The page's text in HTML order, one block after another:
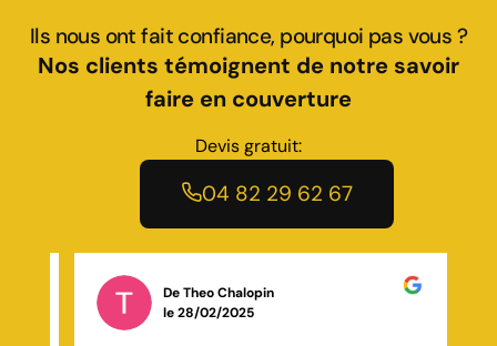
Ils nous ont fait confiance, pourquoi pas vous ?
Nos clients témoignent de notre savoir
faire en couverture
Devis gratuit:
04 82 29 62 67
De Yohann Yohann
le 19/11/2025